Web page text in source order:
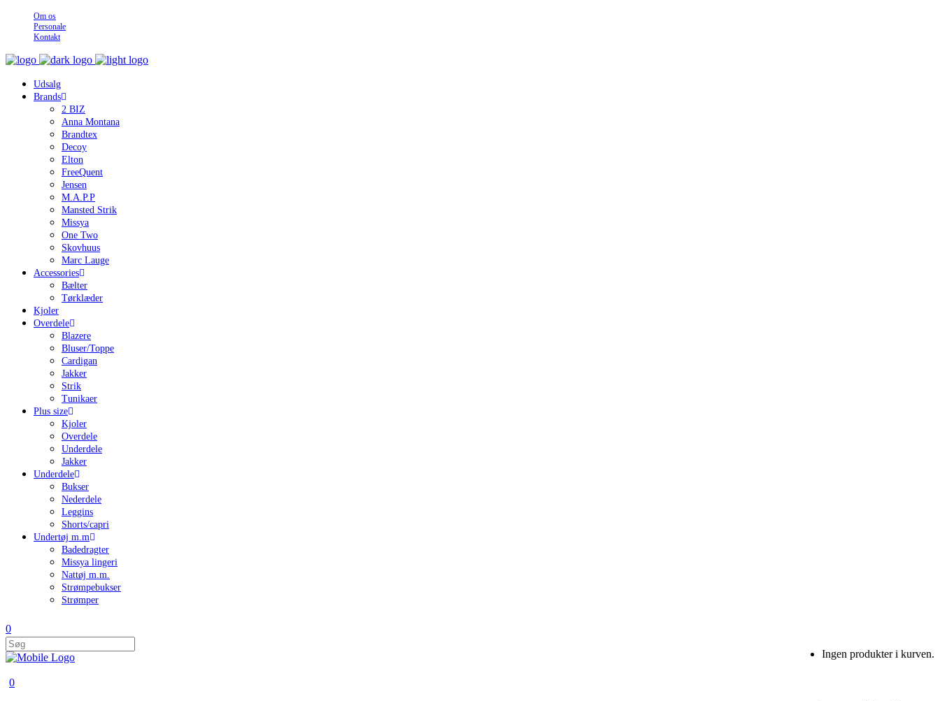
Om os
Personale
Kontakt
Udsalg
Brands
2 BIZ
Anna Montana
Brandtex
Decoy
Elton
FreeQuent
Jensen
M.A.P.P
Mansted Strik
Missya
One Two
Skovhuus
Marc Lauge
Accessories
Bælter
Tørklæder
Kjoler
Overdele
Blazere
Bluser/Toppe
Cardigan
Jakker
Strik
Tunikaer
Plus size
Kjoler
Overdele
Underdele
Jakker
Underdele
Bukser
Nederdele
Leggins
Shorts/capri
Undertøj m.m
Badedragter
Missya lingeri
Nattøj m.m.
Strømpebukser
Strømper
0
Ingen produkter i kurven.
0